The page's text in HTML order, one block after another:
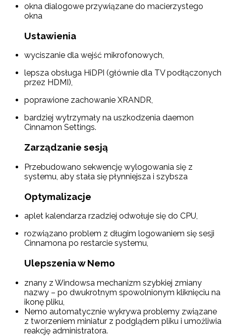
okna dialogowe przywiązane do macierzystego
okna
Ustawienia
wyciszanie dla wejść mikrofonowych,
lepsza obsługa HiDPI (głównie dla TV podłączonych
przez HDMI),
poprawione zachowanie XRANDR,
bardziej wytrzymały na uszkodzenia daemon
Cinnamon Settings.
Zarządzanie sesją
Przebudowano sekwencję wylogowania się z
systemu, aby stała się płynniejsza i szybsza
Optymalizacje
aplet kalendarza rzadziej odwołuje się do CPU,
rozwiązano problem z długim logowaniem się sesji
Cinnamona po restarcie systemu,
Ulepszenia w Nemo
znany z Windowsa mechanizm szybkiej zmiany
nazwy – po dwukrotnym spowolnionym kliknięciu na
ikonę pliku,
Nemo automatycznie wykrywa problemy związane
z tworzeniem miniatur z podglądem pliku i umożliwia
reakcję administratora.